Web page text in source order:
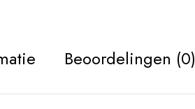
Beoordelingen (0)